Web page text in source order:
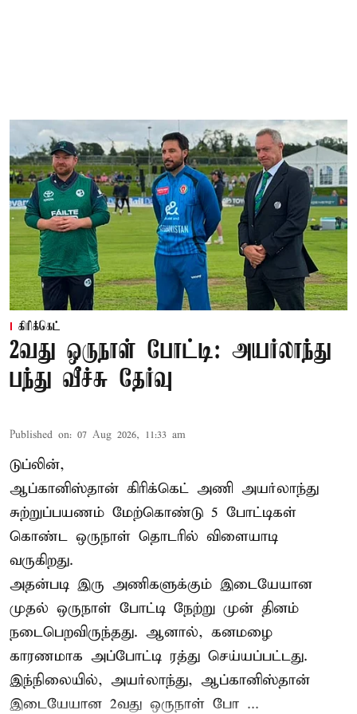
கிரிக்கெட்
2வது ஒருநாள் போட்டி: அயர்லாந்து
பந்து வீச்சு தேர்வு
Published on: 07 Aug 2026, 11:33 am
டுப்லின்,
ஆப்கானிஸ்தான் கிரிக்கெட் அணி அயர்லாந்து
சுற்றுப்பயணம் மேற்கொண்டு 5 போட்டிகள்
கொண்ட ஒருநாள் தொடரில் விளையாடி
வருகிறது.
அதன்படி இரு அணிகளுக்கும் இடையேயான
முதல் ஒருநாள் போட்டி நேற்று முன் தினம்
நடைபெறவிருந்தது. ஆனால், கனமழை
காரணமாக அப்போட்டி ரத்து செய்யப்பட்டது.
இந்நிலையில், அயர்லாந்து, ஆப்கானிஸ்தான்
இடையேயான 2வது ஒருநாள் போ ...